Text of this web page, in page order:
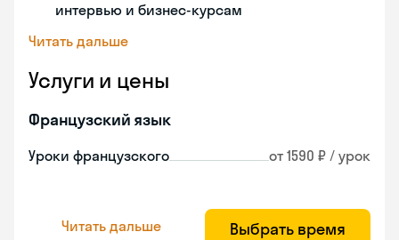
интервью и бизнес-курсам
Читать дальше
Услуги и цены
Французский язык
Уроки французского от 1590 ₽ / урок
Читать дальше Выбрать время